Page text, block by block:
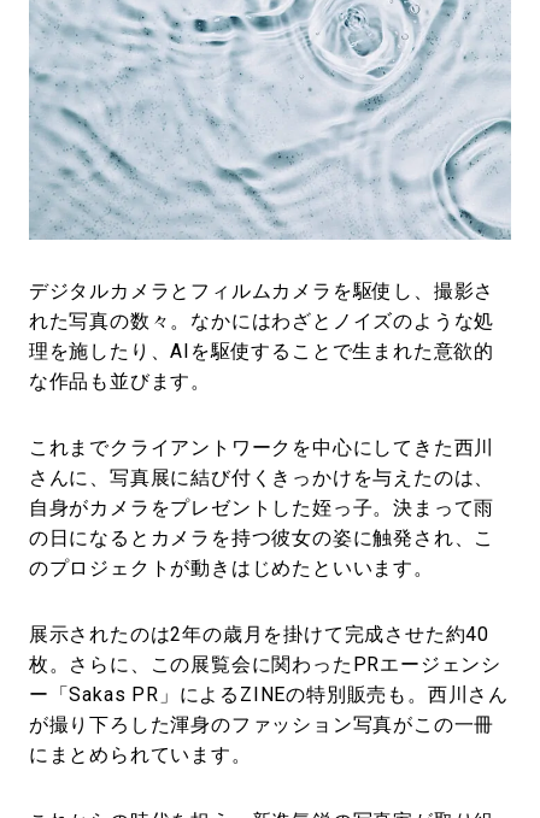
デジタルカメラとフィルムカメラを駆使し、撮影さ
れた写真の数々。なかにはわざとノイズのような処
理を施したり、AIを駆使することで生まれた意欲的
な作品も並びます。
これまでクライアントワークを中心にしてきた西川
さんに、写真展に結び付くきっかけを与えたのは、
自身がカメラをプレゼントした姪っ子。決まって雨
の日になるとカメラを持つ彼女の姿に触発され、こ
のプロジェクトが動きはじめたといいます。
展示されたのは2年の歳月を掛けて完成させた約40
枚。さらに、この展覧会に関わったPRエージェンシ
ー「Sakas PR」によるZINEの特別販売も。西川さん
が撮り下ろした渾身のファッション写真がこの一冊
にまとめられています。